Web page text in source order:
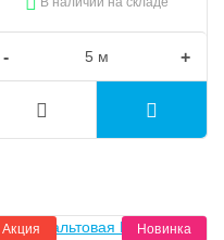
- +
Акция Новинка